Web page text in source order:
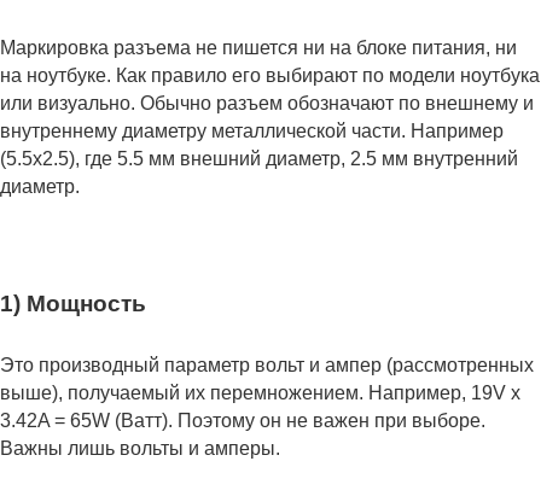
Маркировка разъема не пишется ни на блоке питания, ни
на ноутбуке. Как правило его выбирают по модели ноутбука
или визуально. Обычно разъем обозначают по внешнему и
внутреннему диаметру металлической части. Например
(5.5x2.5), где 5.5 мм внешний диаметр, 2.5 мм внутренний
диаметр.
1) Мощность
Это производный параметр вольт и ампер (рассмотренных
выше), получаемый их перемножением. Например, 19V x
3.42A = 65W (Ватт). Поэтому он не важен при выборе.
Важны лишь вольты и амперы.